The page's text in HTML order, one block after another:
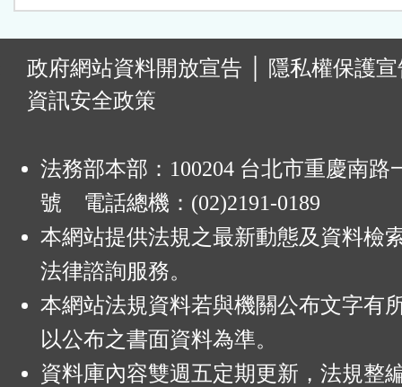
政府網站資料開放宣告
隱私權保護
資訊安全政策
法務部本部：100204 台北市重慶南路
號 電話總機：(02)2191-0189
本網站提供法規之最新動態及資料檢
法律諮詢服務。
本網站法規資料若與機關公布文字有
以公布之書面資料為準。
資料庫內容雙週五定期更新，法規整